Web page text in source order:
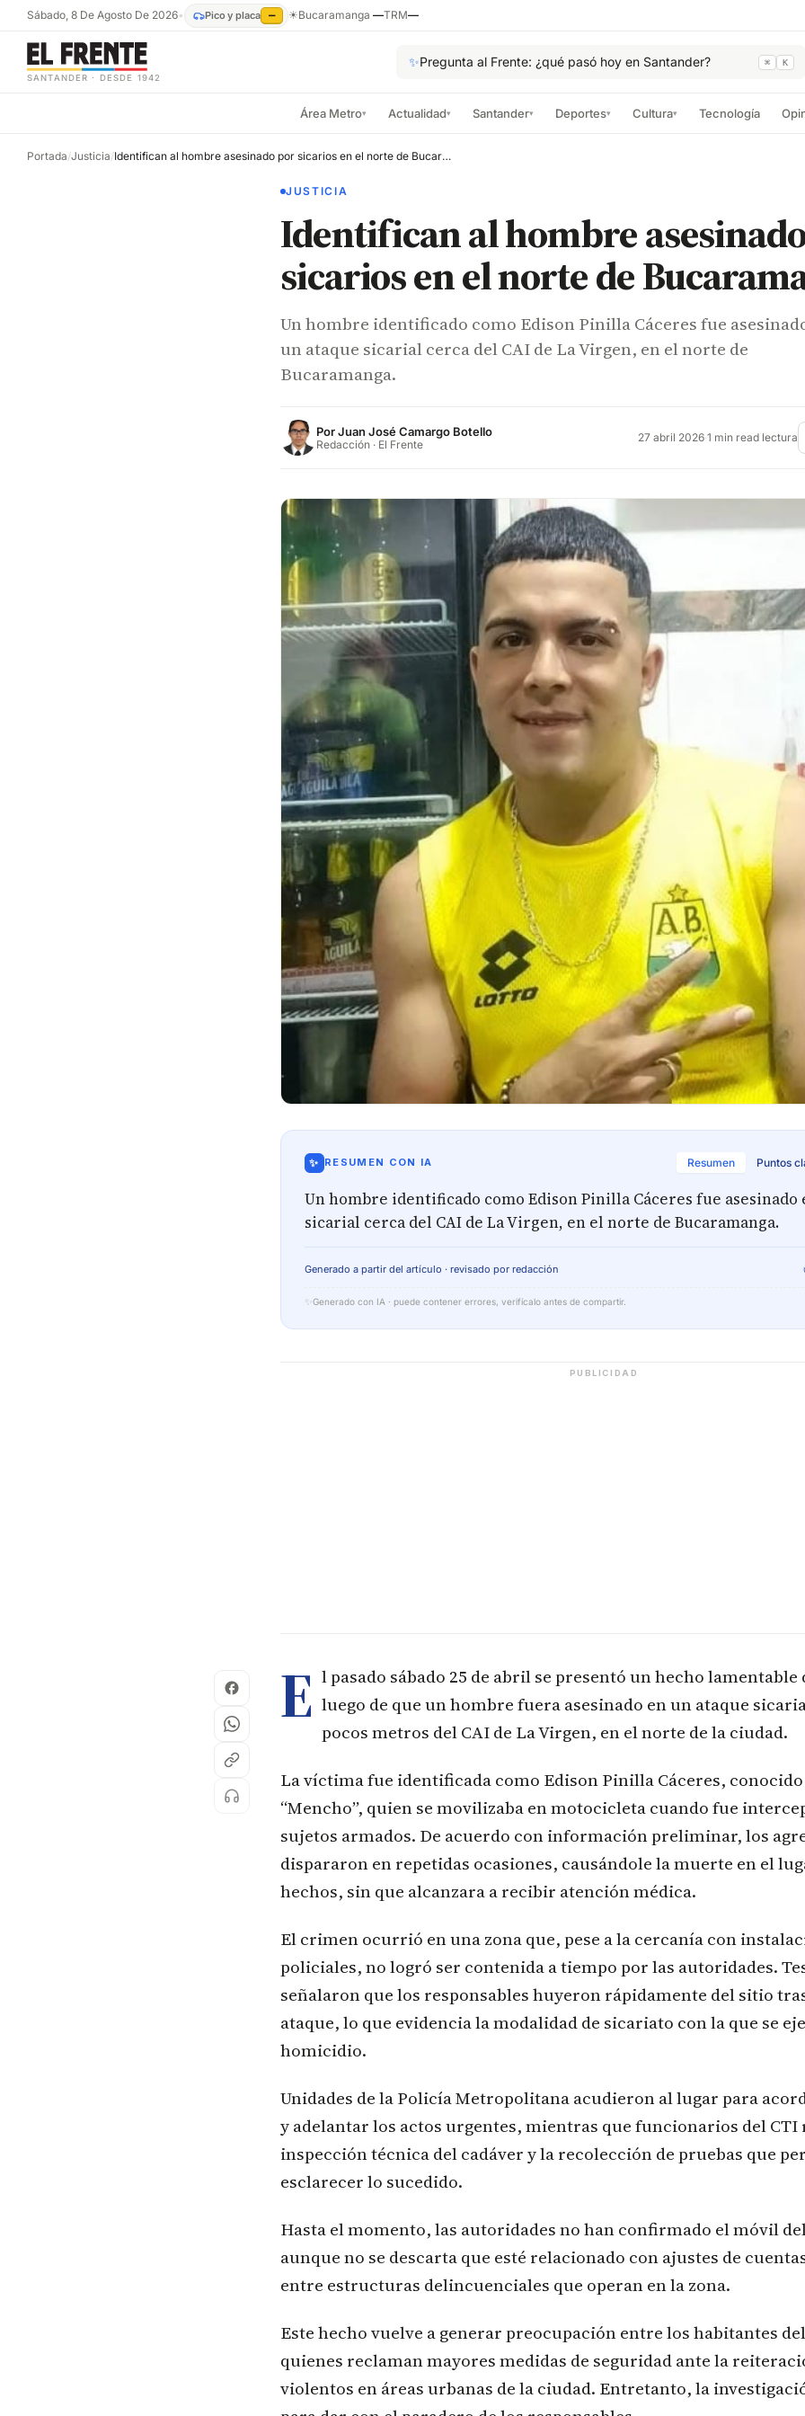
Sábado, 8 De Agosto De 2026• Pico y placa — ☀Bucaramanga—TRM—
SANTANDER · DESDE 1942
✨Pregunta al Frente: ¿qué pasó hoy en Santander? ⌘ K
Área Metro▾ Actualidad▾ Santander▾ Deportes▾ Cultura▾ Tecnología
Portada/Justicia/ Identifican al hombre asesinado por sicarios en el norte de Bucaramanga
JUSTICIA
Identifican al hombre
sicarios en el norte de
Un hombre identificado como Edison Pinilla Cáceres fue
un ataque sicarial cerca del CAI de La Virgen, en el norte de
Bucaramanga.
PorJuan José Camargo Botello
Redacción · El Frente 27 abril 2026·1 min read lectura
✨ RESUMEN CON IA Resumen Puntos
Un hombre identificado como Edison Pinilla Cáceres fue asesinado
sicarial cerca del CAI de La Virgen, en el norte de Bucaramanga.
Generado a partir del artículo · revisado por redacción
✨ Generado con IA · puede contener errores, verifícalo antes de compartir.
PUBLICIDAD
E l pasado sábado 25 de abril se presentó un hecho
luego de que un hombre fuera asesinado en un ataque
pocos metros del CAI de La Virgen, en el norte de la ciudad.
La víctima fue identificada como Edison Pinilla Cáceres, conocido
“Mencho”, quien se movilizaba en motocicleta cuando fue
sujetos armados. De acuerdo con información preliminar, los
dispararon en repetidas ocasiones, causándole la muerte en el
hechos, sin que alcanzara a recibir atención médica.
El crimen ocurrió en una zona que, pese a la cercanía con
policiales, no logró ser contenida a tiempo por las autoridades.
señalaron que los responsables huyeron rápidamente del sitio
ataque, lo que evidencia la modalidad de sicariato con la que se
homicidio.
Unidades de la Policía Metropolitana acudieron al lugar para
y adelantar los actos urgentes, mientras que funcionarios del
inspección técnica del cadáver y la recolección de pruebas que
esclarecer lo sucedido.
Hasta el momento, las autoridades no han confirmado el móvil
aunque no se descarta que esté relacionado con ajustes de
entre estructuras delincuenciales que operan en la zona.
Este hecho vuelve a generar preocupación entre los habitantes
quienes reclaman mayores medidas de seguridad ante la
violentos en áreas urbanas de la ciudad. Entretanto, la